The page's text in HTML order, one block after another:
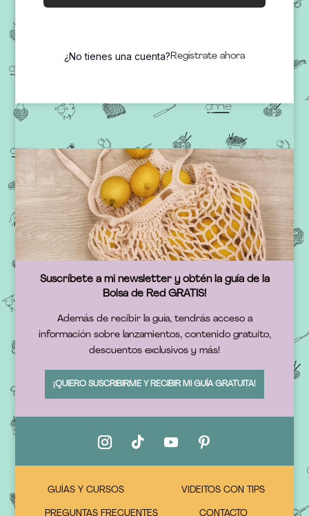
¿No tienes una cuenta?Regístrate ahora
Suscríbete a mi newsletter y obtén la guía de la
Bolsa de Red GRATIS!
Además de recibir la guía, tendrás acceso a
información sobre lanzamientos, contenido gratuito,
descuentos exclusivos y más!
¡QUIERO SUSCRIBIRME Y RECIBIR MI GUÍA GRATUITA!
GUÍAS Y CURSOS VIDEITOS CON TIPS
PREGUNTAS FRECUENTES CONTACTO